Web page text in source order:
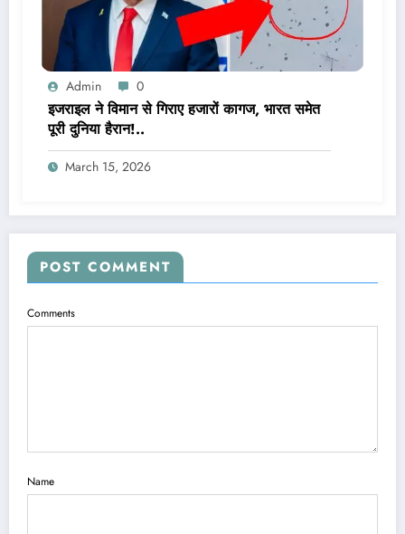
Admin 0
इजराइल ने विमान से गिराए हजारों कागज, भारत समेत
पूरी दुनिया हैरान!..
March 15, 2026
POST COMMENT
Comments
Name